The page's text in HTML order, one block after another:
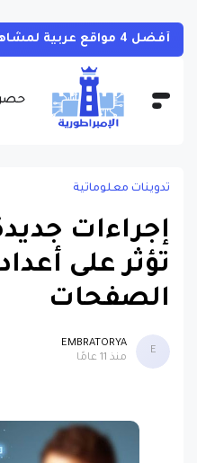
تدوينات معلوماتية
إجراءات
تؤثر على
الصفحات
E
EMBRATORYA
منذ 11 عامًا